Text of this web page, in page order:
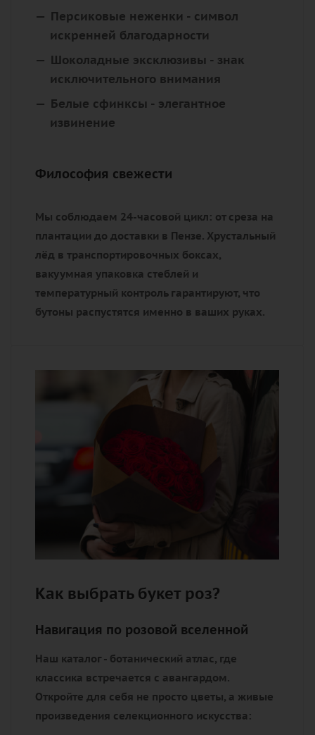
Персиковые неженки - символ
искренней благодарности
Шоколадные эксклюзивы - знак
исключительного внимания
Белые сфинксы - элегантное
извинение
Философия свежести
Мы соблюдаем 24-часовой цикл: от среза на
плантации до доставки в Пензе. Хрустальный
лёд в транспортировочных боксах,
вакуумная упаковка стеблей и
температурный контроль гарантируют, что
бутоны распустятся именно в ваших руках.
Как выбрать букет роз?
Навигация по розовой вселенной
Наш каталог - ботанический атлас, где
классика встречается с авангардом.
Откройте для себя не просто цветы, а живые
произведения селекционного искусства: